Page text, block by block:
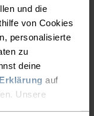
und die
von Cookies
personalisierte
zu
deine
auf
Unsere
Performance-
sich lässt.